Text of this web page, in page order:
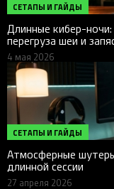
СЕТАПЫ И ГАЙДЫ
Длинные кибер-
перегруза шеи и
4 мая 2026
СЕТАПЫ И ГАЙДЫ
Атмосферные
длинной сессии
27 апреля 2026